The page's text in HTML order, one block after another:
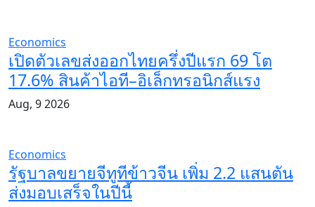
Economics
เปิดตัวเลขส่งออกไทยครึ่งปีแรก 69 โต
17.6% สินค้าไอที–อิเล็กทรอนิกส์แรง
Aug, 9 2026
Economics
รัฐบาลขยายจีทูทีข้าวจีน เพิ่ม 2.2 แสนตัน
ส่งมอบเสร็จในปีนี้